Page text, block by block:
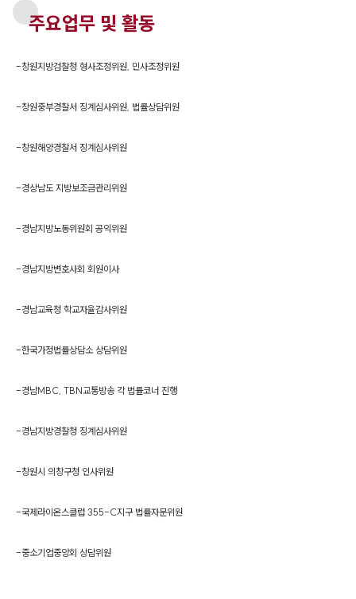
주요업무 및 활동
-창원지방검찰청 형사조정위원, 민사조정위원
-창원중부경찰서 징계심사위원, 법률상담위원
-창원해양경찰서 징계심사위원
-경상남도 지방보조금관리위원
-경남지방노동위원회 공익위원
-경남지방변호사회 회원이사
-경남교육청 학교자율감사위원
-한국가정법률상담소 상담위원
-경남MBC, TBN교통방송 각 법률코너 진행
-경남지방경찰청 징계심사위원
-창원시 의창구청 인사위원
-국제라이온스클럽 355-C지구 법률자문위원
-중소기업중앙회 상담위원